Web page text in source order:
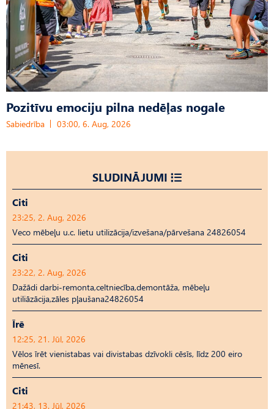
Pozitīvu emociju pilna nedēļas nogale
Sabiedrība 03:00, 6. Aug, 2026
SLUDINĀJUMI
Citi
23:25, 2. Aug, 2026
Veco mēbeļu u.c. lietu utilizācija/izvešana/pārvešana 24826054
Citi
23:22, 2. Aug, 2026
Dažādi darbi-remonta,celtniecība,demontāža, mēbeļu
utiliāzācija,zāles pļaušana24826054
Īrē
12:25, 21. Jūl, 2026
Vēlos īrēt vienistabas vai divistabas dzīvokli cēsīs, līdz 200 eiro
mēnesī.
Citi
21:43, 13. Jūl, 2026